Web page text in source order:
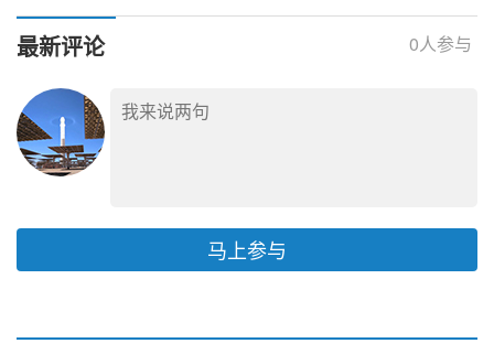
最新评论 0人参与
马上参与